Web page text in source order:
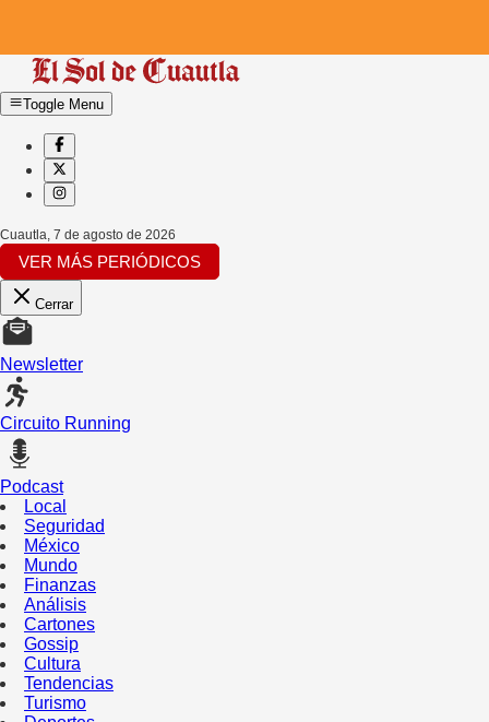
Toggle Menu
Cuautla, 7 de agosto de 2026
VER MÁS PERIÓDICOS
Cerrar
Newsletter
Circuito Running
Podcast
Local
Seguridad
México
Mundo
Finanzas
Análisis
Cartones
Gossip
Cultura
Tendencias
Turismo